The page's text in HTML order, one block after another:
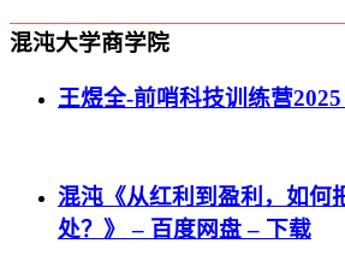
混沌大学商学院
王煜全-前哨科技训练营
混沌《从红利到盈利，如何
处？》 – 百度网盘 – 下载